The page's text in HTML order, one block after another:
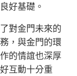
好基礎。
對金門未來的
，與金門的環
的情誼也深厚
互動十分重